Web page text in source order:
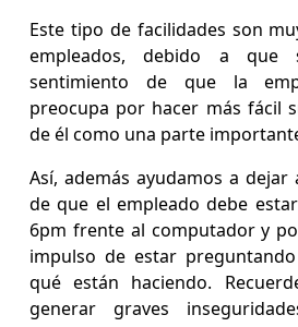
Este tipo de facilidades son
empleados, debido a que
sentimiento de que la
preocupa por hacer más fácil
de él como una parte
Así, además ayudamos a dejar
de que el empleado debe
6pm frente al computador y
impulso de estar
qué están haciendo.
generar graves